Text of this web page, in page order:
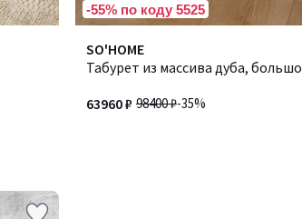
-55% по коду 5525
SO'HOME
Табурет из массива дуба,
98400 ₽-35%
63960 ₽